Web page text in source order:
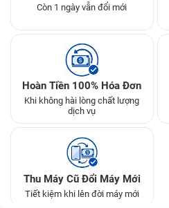
Còn 1 ngày vẫn đổi mới
Hoàn Tiền 100% Hóa Đơn
Khi không hài lòng chất lượng
dịch vụ
Thu Máy Cũ Đổi Máy Mới
Tiết kiệm khi lên đời máy mới